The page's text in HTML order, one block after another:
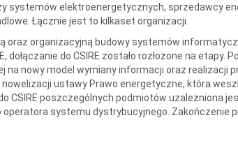
systemów elektroenergetycznych, sprzedawcy
Łącznie jest to kilkaset organizacji.
oraz organizacyjną budowy systemów
dołączanie do CSIRE zostało rozłożone na etapy.
na nowy model wymiany informacji oraz realizacji
nowelizacji ustawy Prawo energetyczne, która
CSIRE poszczególnych podmiotów uzależniona
operatora systemu dystrybucyjnego. Zakończenie